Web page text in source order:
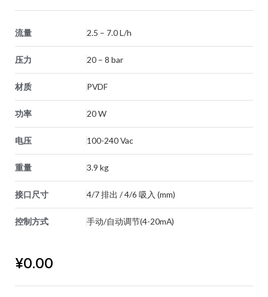
流量 2.5 – 7.0 L/h
压力 20 – 8 bar
材质 PVDF
功率 20 W
电压 100-240 Vac
重量 3.9 kg
接口尺寸 4/7 排出 / 4/6 吸入 (mm)
控制方式 手动/自动调节(4-20mA)
¥0.00